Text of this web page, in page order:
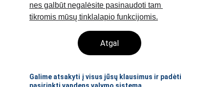
nes galbūt negalėsite pasinaudoti tam
tikromis mūsų tinklalapio funkcijomis.
Atgal
Galime atsakyti į visus jūsų klausimus ir padėti